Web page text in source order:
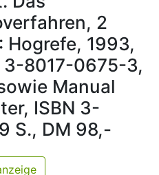
2
Hogrefe, 1993,
3-8017-0675-3,
Manual
ISBN 3-
S., DM 98,-